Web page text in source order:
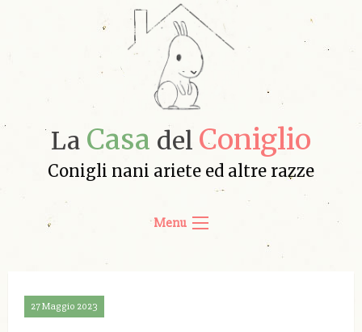
La Casa del Coniglio
Conigli nani ariete ed altre razze
Menu
27 Maggio 2023